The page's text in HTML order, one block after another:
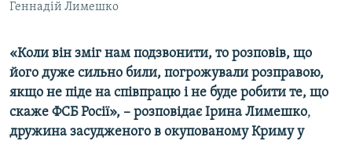
Геннадій Лимешко
«Коли він зміг нам подзвонити, то розповів, що
його дуже сильно били, погрожували розправою,
якщо не піде на співпрацю і не буде робити те, що
скаже ФСБ Росії», – розповідає Ірина Лимешко,
дружина засудженого в окупованому Криму у